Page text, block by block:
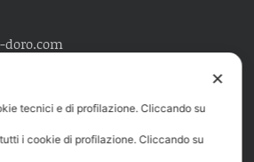
✕
tecnici e di profilazione. Cliccando su
i cookie di profilazione. Cliccando su